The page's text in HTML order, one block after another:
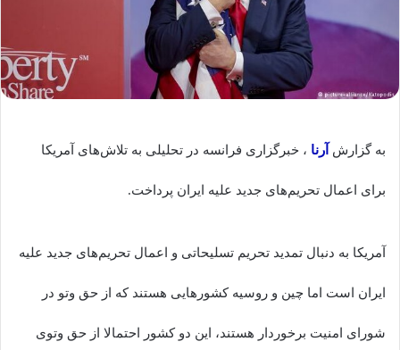
به گزارش آرنا ، خبرگزاری فرانسه در تحلیلی به تلاش‌های آمریکا
برای اعمال تحریم‌های جدید علیه ایران پرداخت.
آمریکا به دنبال تمدید تحریم تسلیحاتی و اعمال تحریم‌های جدید علیه
ایران است اما چین و روسیه کشورهایی هستند که از حق وتو در
شورای امنیت برخوردار هستند، این دو کشور احتمالا از حق وتوی